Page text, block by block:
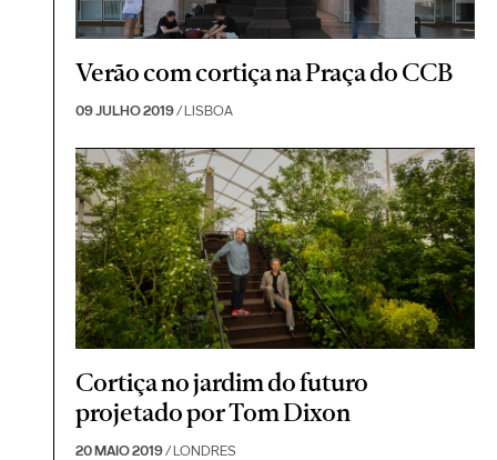
Verão com cortiça na Praça do CCB
09 JULHO 2019/ LISBOA
Cortiça no jardim do futuro
projetado por Tom Dixon
20 MAIO 2019/ LONDRES